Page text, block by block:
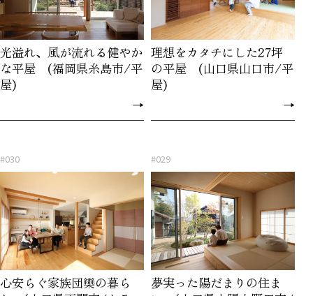
光溢れ、風が流れる健やか
な平屋 (福岡県糸島市/平
屋)
→
理想をカタチにした27坪
の平屋 (山口県山口市/平
屋)
→
#030
心安らぐ家族団欒の暮ら
#029
夢実った陽だまりの住ま